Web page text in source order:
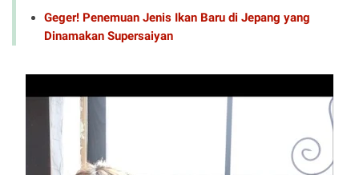
Geger! Penemuan Jenis Ikan Baru di Jepang yang
Dinamakan Supersaiyan